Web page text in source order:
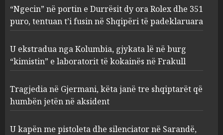
2
gjykata lë në burg “kimistin” e
laboratorit të kokainës në
Frakull
janë tre shqiptarët që humbën
jetën në aksident
AUGUST 8, 2026
“Ngecin” në portin e Durrësit dy ora Rolex dhe 351
puro, tentuan t’i fusin në Shqipëri të padeklaruara
U ekstradua nga Kolumbia, gjykata lë në burg
“kimistin” e laboratorit të kokainës në Frakull
Tragjedia në Gjermani, këta janë tre shqiptarët që
humbën jetën në aksident
U kapën me pistoleta dhe silenciator në Sarandë,